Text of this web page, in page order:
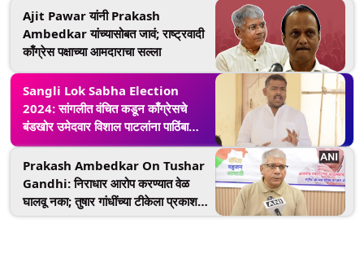
बचाव यात्रा
Ajit Pawar यांनी Prakash
Ambedkar यांच्यासोबत जावं; राष्ट्रवादी
काँग्रेस पक्षाच्या आमदाराचा सल्ला
Sangli Lok Sabha Election
2024: सांगलीत वंचित कडून काँग्रेसचे
बंडखोर उमेदवार विशाल पाटलांना पाठिंबा
जाहीर
Prakash Ambedkar On Tushar
Gandhi: निराधार आरोप करण्यात वेळ
घालवू नका; तुषार गांधींच्या टीकेला प्रकाश
आंबेडकरांकडून सडेतोड उत्तर